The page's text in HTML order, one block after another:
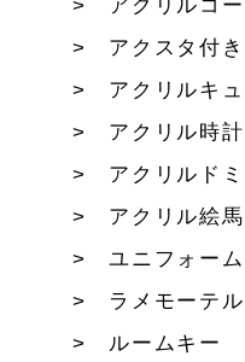
アクリルコ
アクスタ付
アクリルキ
アクリル時計
アクリルドミ
アクリル絵
ユニフォー
ラメモーテ
ルームキー